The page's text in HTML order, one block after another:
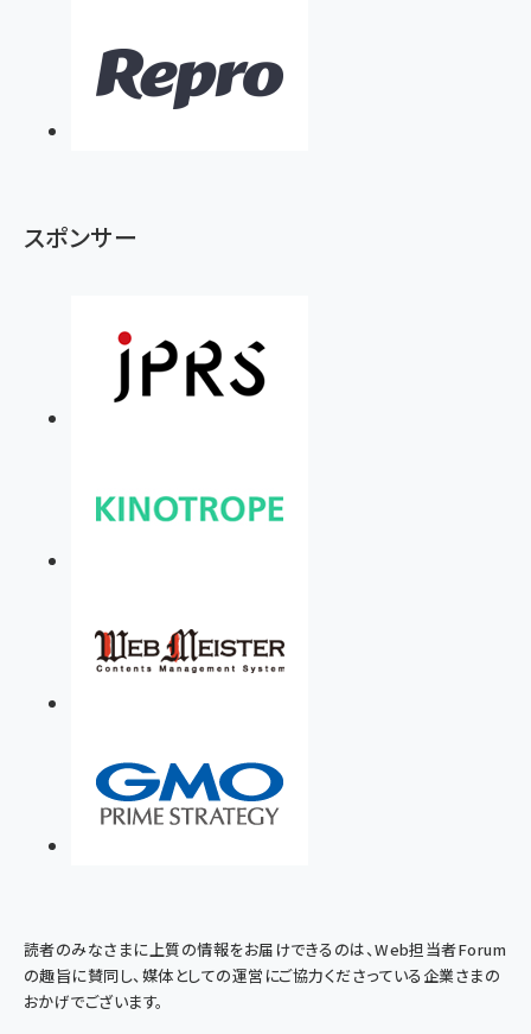
スポンサー
読者のみなさまに上質の情報をお届けできるのは、Web担当者Forum
の趣旨に賛同し、媒体としての運営にご協力くださっている企業さまの
おかげでございます。